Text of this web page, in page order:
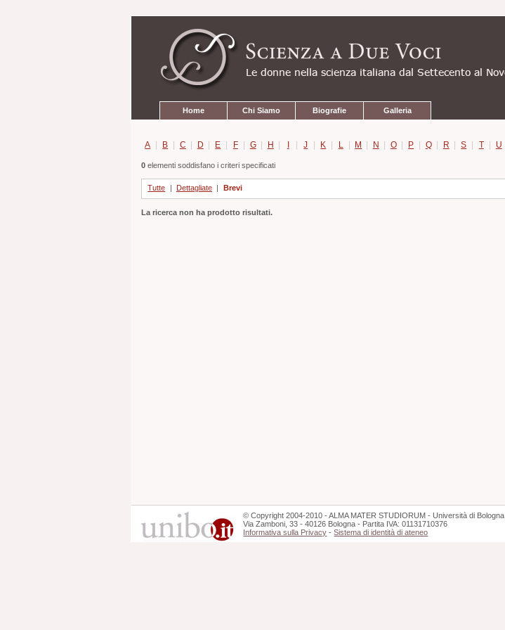
contenuti.
navigazione
Home Chi Siamo Biografie Galleria
A | B | C | D | E | F | G | H | I | J | K | L | M | N | O | P | Q | R | S | T | U
0elementi soddisfano i criteri specificati
Tutte Dettagliate Brevi
La ricerca non ha prodotto risultati.
©Copyright 2004-2010 - ALMA MATER STUDIORUM - Università di Bologna
Via Zamboni, 33 - 40126 Bologna - Partita IVA: 01131710376
Informativa sulla Privacy -Sistema di identità di ateneo